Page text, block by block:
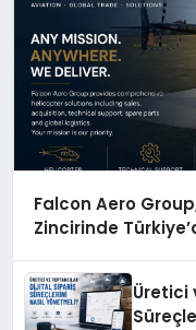
Falcon Aero
Zincirinde
Üretici